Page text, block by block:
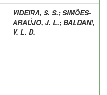
VIDEIRA, S. S.; SIMÕES-
ARAÚJO, J. L.; BALDANI,
V. L. D.